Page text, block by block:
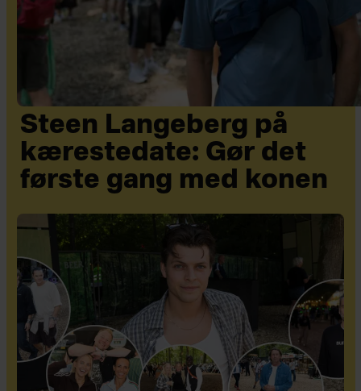
Steen Langeberg på
kærestedate: Gør det
første gang med konen